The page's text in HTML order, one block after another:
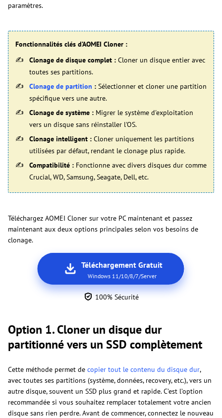
paramètres.
Fonctionnalités clés d’AOMEI Cloner :
Clonage de disque complet : Cloner un disque entier avec
toutes ses partitions.
Clonage de partition : Sélectionner et cloner une partition
spécifique vers une autre.
Clonage de système : Migrer le système d'exploitation
vers un disque sans réinstaller l'OS.
Clonage intelligent : Cloner uniquement les partitions
utilisées par défaut, rendant le clonage plus rapide.
Compatibilité : Fonctionne avec divers disques dur comme
Crucial, WD, Samsung, Seagate, Dell, etc.
Téléchargez AOMEI Cloner sur votre PC maintenant et passez
maintenant aux deux options principales selon vos besoins de
clonage.
Téléchargement Gratuit
Windows 11/10/8/7/Server
100% Sécurité
Option 1. Cloner un disque dur
partitionné vers un SSD complètement
Cette méthode permet de copier tout le contenu du disque dur,
avec toutes ses partitions (système, données, recovery, etc.), vers un
autre disque, souvent un SSD plus grand et rapide. C’est l’option
recommandée si vous souhaitez remplacer totalement votre ancien
disque sans rien perdre. Avant de commencer, connectez le nouveau